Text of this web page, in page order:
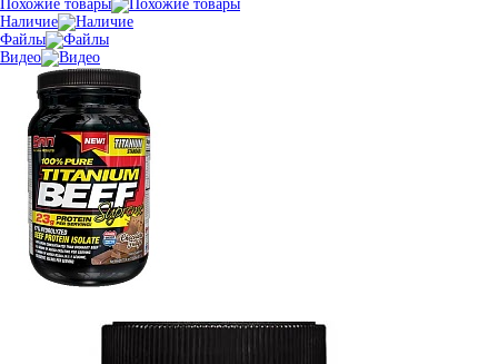
Похожие товары
Наличие
Файлы
Видео